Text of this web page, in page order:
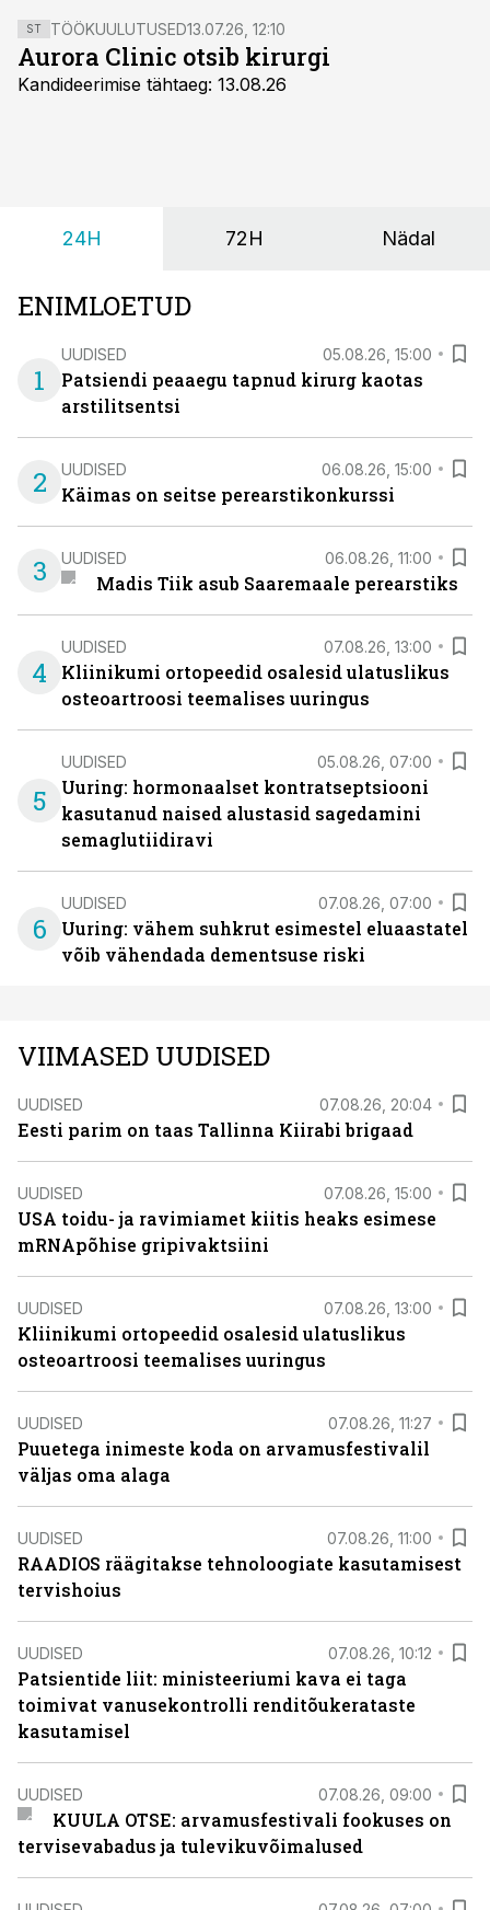
ST TÖÖKUULUTUSED13.07.26, 12:10
Aurora Clinic otsib kirurgi
Kandideerimise tähtaeg: 13.08.26
24H 72H Nädal
ENIMLOETUD
1
UUDISED 05.08.26, 15:00
Patsiendi peaaegu tapnud kirurg kaotas
arstilitsentsi
2 UUDISED 06.08.26, 15:00
Käimas on seitse perearstikonkurssi
3 UUDISED 06.08.26, 11:00
Madis Tiik asub Saaremaale perearstiks
4
UUDISED 07.08.26, 13:00
Kliinikumi ortopeedid osalesid ulatuslikus
osteoartroosi teemalises uuringus
5
UUDISED 05.08.26, 07:00
Uuring: hormonaalset kontratseptsiooni
kasutanud naised alustasid sagedamini
semaglutiidiravi
6
UUDISED 07.08.26, 07:00
Uuring: vähem suhkrut esimestel eluaastatel
võib vähendada dementsuse riski
VIIMASED UUDISED
UUDISED 07.08.26, 20:04
Eesti parim on taas Tallinna Kiirabi brigaad
UUDISED 07.08.26, 15:00
USA toidu- ja ravimiamet kiitis heaks esimese
mRNApõhise gripivaktsiini
UUDISED 07.08.26, 13:00
Kliinikumi ortopeedid osalesid ulatuslikus
osteoartroosi teemalises uuringus
UUDISED 07.08.26, 11:27
Puuetega inimeste koda on arvamusfestivalil
väljas oma alaga
UUDISED 07.08.26, 11:00
RAADIOS räägitakse tehnoloogiate kasutamisest
tervishoius
UUDISED 07.08.26, 10:12
Patsientide liit: ministeeriumi kava ei taga
toimivat vanusekontrolli renditõukerataste
kasutamisel
UUDISED 07.08.26, 09:00
KUULA OTSE: arvamusfestivali fookuses on
tervisevabadus ja tulevikuvõimalused